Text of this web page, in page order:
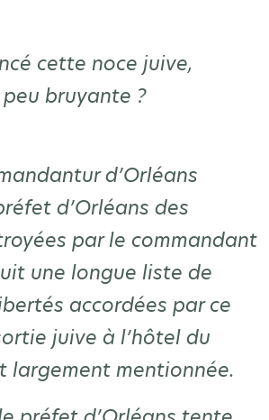
cette noce juive,
bruyante ?
d’Orléans
d’Orléans des
par le commandant
une longue liste de
accordées par ce
juive à l’hôtel du
largement mentionnée.